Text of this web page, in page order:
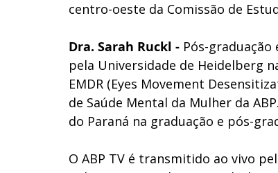
centro-oeste da Comissão de
Dra. Sarah Ruckl - Pós-
pela Universidade de Heidelberg
EMDR (Eyes Movement
de Saúde Mental da Mulher da
do Paraná na graduação e pós-
​​O ABP TV é transmitido ao vivo